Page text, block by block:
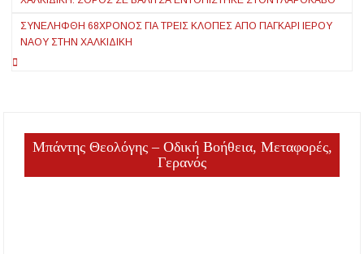
άρθρων
ΣΥΝΕΛΉΦΘΗ 68ΧΡΟΝΟΣ ΓΙΑ ΤΡΕΙΣ ΚΛΟΠΈΣ ΑΠΌ ΠΑΓΚΆΡΙ ΙΕΡΟΎ
ΝΑΟΎ ΣΤΗΝ ΧΑΛΚΙΔΙΚΗ
Μπάντης Θεολόγης – Οδική Βοήθεια, Μεταφορές,
Γερανός